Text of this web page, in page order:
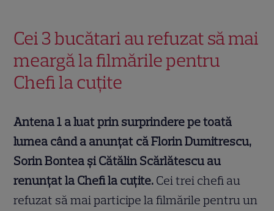
Cei 3 bucătari au refuzat să mai
meargă la filmările pentru
Chefi la cuțite
Antena 1 a luat prin surprindere pe toată
lumea când a anunțat că Florin Dumitrescu,
Sorin Bontea şi Cătălin Scărlătescu au
renunțat la Chefi la cuțite. Cei trei chefi au
refuzat să mai participe la filmările pentru un